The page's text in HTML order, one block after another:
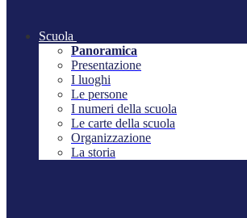
Scuola
Panoramica
Presentazione
I luoghi
Le persone
I numeri della scuola
Le carte della scuola
Organizzazione
La storia